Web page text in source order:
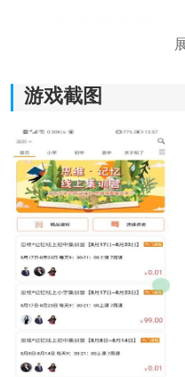
《知了鸣叫》软件亮点：
1)知了鸣叫涵盖了小学
语、科学等多个学科，
游戏截图